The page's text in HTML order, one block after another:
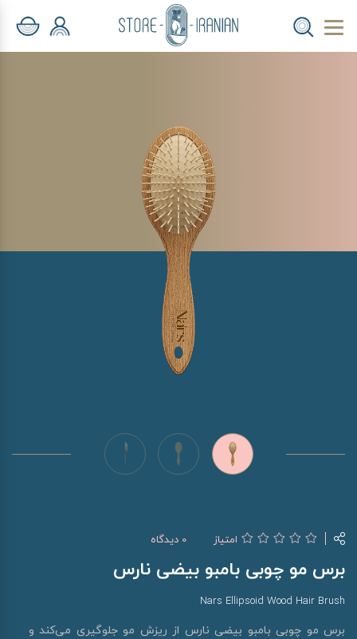
امتیاز 0 دیدگاه
برس مو چوبی بامبو بیضی نارس
Nars Ellipsoid Wood Hair Brush
برس مو چوبی بامبو بیضی نارس از ریزش مو جلوگیری می‌کند و